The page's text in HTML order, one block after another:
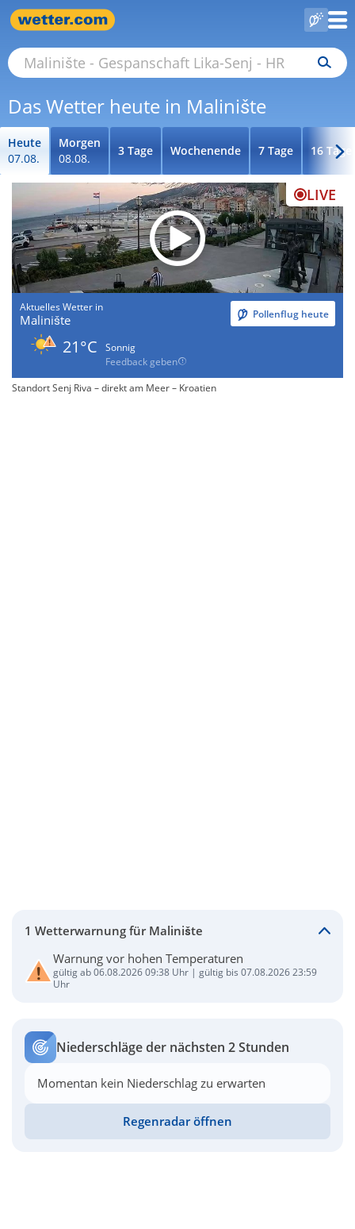
Das Wetter heute in Malinište
Heute
07.08.
Morgen
08.08.
3 Tage Wochenende 7 Tage 16 Tage
LIVE
Aktuelles Wetter in
Malinište Pollenflug heute
21°C
Sonnig
Feedback geben
Standort Senj Riva – direkt am Meer – Kroatien
1 Wetterwarnung für Malinište
Warnung vor hohen Temperaturen
gültig ab 06.08.2026 09:38 Uhr | gültig bis 07.08.2026 23:59
Uhr
Niederschläge der nächsten 2 Stunden
Momentan kein Niederschlag zu erwarten
Regenradar öffnen